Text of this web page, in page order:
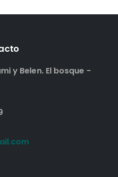
y Belen. El bosque -